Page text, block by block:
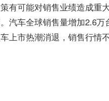
有可能对销售业绩造成重
汽车全球销售量增加2.6
上市热潮消退，销售行情